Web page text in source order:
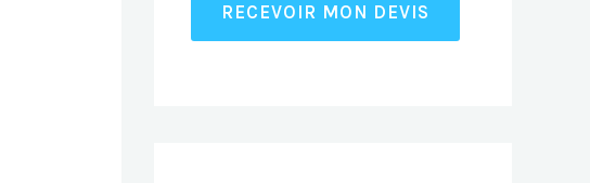
RECEVOIR MON DEVIS